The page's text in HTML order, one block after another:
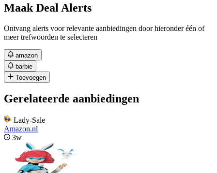
Maak Deal Alerts
Ontvang alerts voor relevante aanbiedingen door hieronder één of
meer trefwoorden te selecteren
amazon
barbie
Toevoegen
Gerelateerde aanbiedingen
Lady-Sale
Amazon.nl
3w